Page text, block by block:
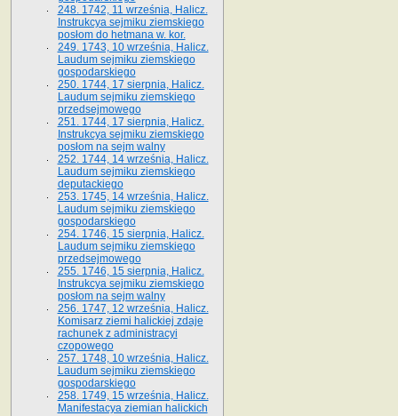
248. 1742, 11 września, Halicz.
Instrukcya sejmiku ziemskiego
posłom do hetmana w. kor.
249. 1743, 10 września, Halicz.
Laudum sejmiku ziemskiego
gospodarskiego
250. 1744, 17 sierpnia, Halicz.
Laudum sejmiku ziemskiego
przedsejmowego
251. 1744, 17 sierpnia, Halicz.
Instrukcya sejmiku ziemskiego
posłom na sejm walny
252. 1744, 14 września, Halicz.
Laudum sejmiku ziemskiego
deputackiego
253. 1745, 14 września, Halicz.
Laudum sejmiku ziemskiego
gospodarskiego
254. 1746, 15 sierpnia, Halicz.
Laudum sejmiku ziemskiego
przedsejmowego
255. 1746, 15 sierpnia, Halicz.
Instrukcya sejmiku ziemskiego
posłom na sejm walny
256. 1747, 12 września, Halicz.
Komisarz ziemi halickiej zdaje
rachunek z administracyi
czopowego
257. 1748, 10 września, Halicz.
Laudum sejmiku ziemskiego
gospodarskiego
258. 1749, 15 września, Halicz.
Manifestacya ziemian halickich